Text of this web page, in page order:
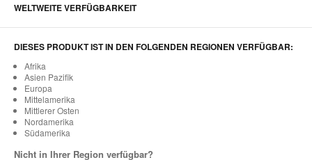
WELTWEITE VERFÜGBARKEIT
DIESES PRODUKT IST IN DEN FOLGENDEN REGIONEN VERFÜGBAR:
Afrika
Asien Pazifik
Europa
Mittelamerika
Mittlerer Osten
Nordamerika
Südamerika
Nicht in Ihrer Region verfügbar?